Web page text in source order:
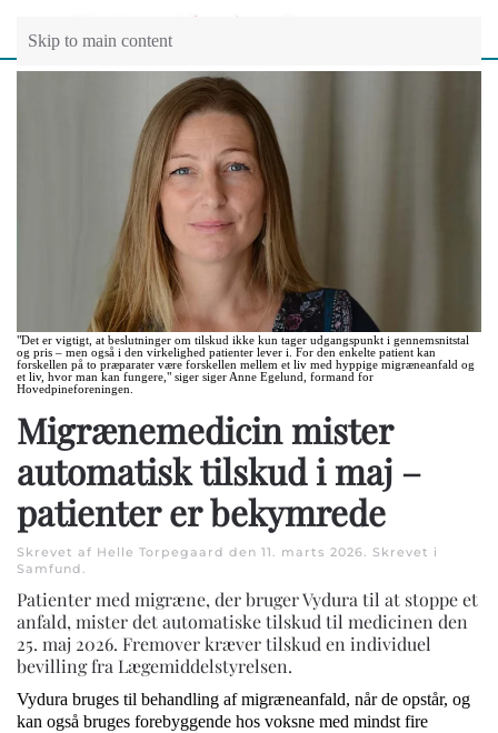
Skip to main content
"Det er vigtigt, at beslutninger om tilskud ikke kun tager udgangspunkt i gennemsnitstal
og pris – men også i den virkelighed patienter lever i. For den enkelte patient kan
forskellen på to præparater være forskellen mellem et liv med hyppige migræneanfald og
et liv, hvor man kan fungere," siger siger Anne Egelund, formand for
Hovedpineforeningen.
Migrænemedicin mister
automatisk tilskud i maj –
patienter er bekymrede
Skrevet af Helle Torpegaard den 11. marts 2026. Skrevet i
Samfund.
Patienter med migræne, der bruger Vydura til at stoppe et
anfald, mister det automatiske tilskud til medicinen den
25. maj 2026. Fremover kræver tilskud en individuel
bevilling fra Lægemiddelstyrelsen.
Vydura bruges til behandling af migræneanfald, når de opstår, og
kan også bruges forebyggende hos voksne med mindst fire